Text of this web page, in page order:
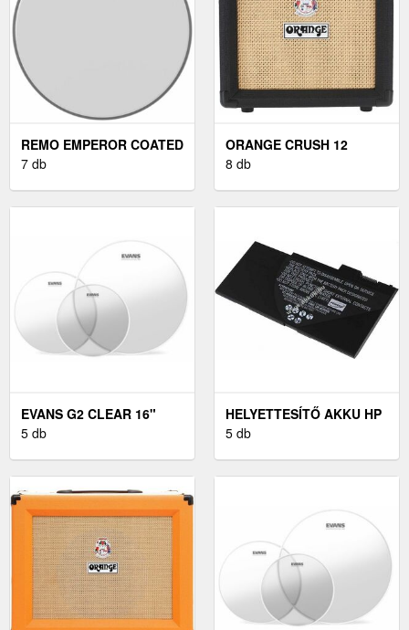
REMO EMPEROR COATED
12''
7 db
ORANGE CRUSH 12
BLACK
8 db
EVANS G2 CLEAR 16"
ÁTLÁTSZÓ DOBBŐR
5 db
HELYETTESÍTŐ AKKU HP
ELITEBOOK 745 G2
5 db